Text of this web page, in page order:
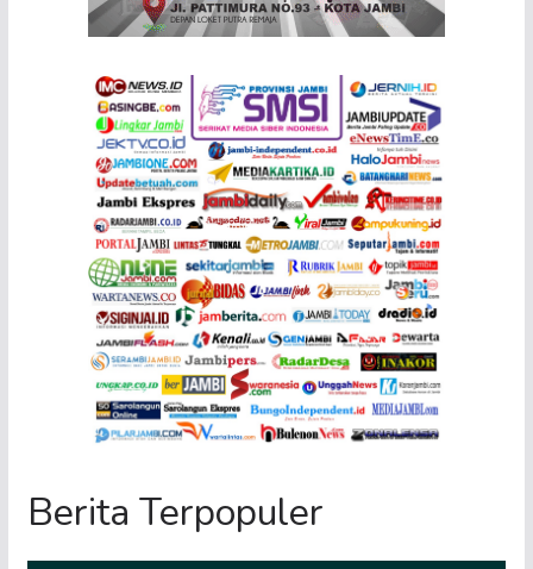
Berita Terpopuler